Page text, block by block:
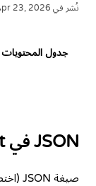
نُشر في Apr 23, 2026
JSON في JavaScript: نصّ وليس كائنًا
صيغة JSON (اختصارًا لـ JavaScript Object Notation) هي
جدول المحتويات